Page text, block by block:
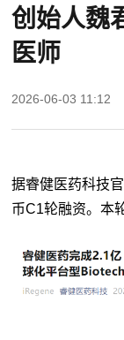
创始人魏
医师
2026-06-03 11:12
据睿健医药科技
币C1轮融资。本